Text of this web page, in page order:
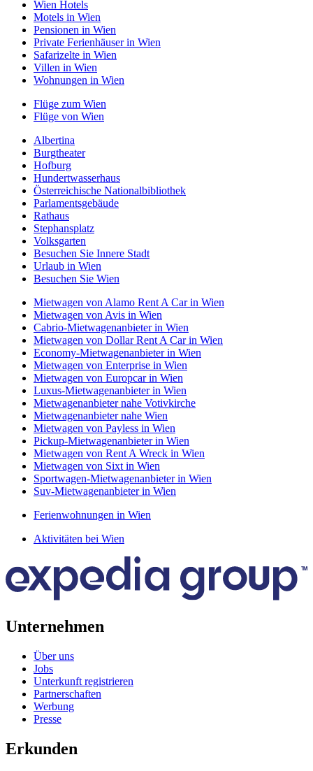
Wien Hotels
Motels in Wien
Pensionen in Wien
Private Ferienhäuser in Wien
Safarizelte in Wien
Villen in Wien
Wohnungen in Wien
Flüge zum Wien
Flüge von Wien
Albertina
Burgtheater
Hofburg
Hundertwasserhaus
Österreichische Nationalbibliothek
Parlamentsgebäude
Rathaus
Stephansplatz
Volksgarten
Besuchen Sie Innere Stadt
Urlaub in Wien
Besuchen Sie Wien
Mietwagen von Alamo Rent A Car in Wien
Mietwagen von Avis in Wien
Cabrio-Mietwagenanbieter in Wien
Mietwagen von Dollar Rent A Car in Wien
Economy-Mietwagenanbieter in Wien
Mietwagen von Enterprise in Wien
Mietwagen von Europcar in Wien
Luxus-Mietwagenanbieter in Wien
Mietwagenanbieter nahe Votivkirche
Mietwagenanbieter nahe Wien
Mietwagen von Payless in Wien
Pickup-Mietwagenanbieter in Wien
Mietwagen von Rent A Wreck in Wien
Mietwagen von Sixt in Wien
Sportwagen-Mietwagenanbieter in Wien
Suv-Mietwagenanbieter in Wien
Ferienwohnungen in Wien
Aktivitäten bei Wien
Unternehmen
Über uns
Jobs
Unterkunft registrieren
Partnerschaften
Werbung
Presse
Erkunden